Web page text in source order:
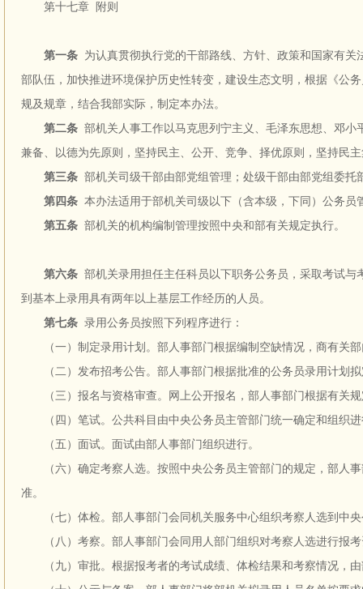
第十七章 附则
第一条 为认真贯彻执行党的干部路线、方针、政策和国家有
部队伍，加快推进环境保护历史性转变，建设生态文明，根据《公
规及规章，结合我部实际，制定本办法。
第二条 部机关人事工作以马克思列宁主义、毛泽东思想、邓
兼备、以德为先原则，坚持民主、公开、竞争、择优原则，坚持民
第三条 部机关司级干部由部党组管理；处级干部由部党组委
第四条 本办法适用于部机关司级以下（含本级，下同）公务员
第五条 部机关的机构编制管理按照中央和部有关规定执行。
第六条 部机关录用担任主任科员以下职务公务员，采取考试
到基本上录用具有两年以上基层工作经历的人员。
第七条 录用公务员按照下列程序进行：
（一）制定录用计划。部人事部门根据编制空缺情况，商有关部
（二）发布招考公告。部人事部门根据批准的公务员录用计划拟
（三）报名与资格审查。网上公开报名，部人事部门根据有关规
（四）笔试。公共科目由中央公务员主管部门统一确定和组织进
（五）面试。面试由部人事部门组织进行。
（六）确定考察人选。按照中央公务员主管部门的规定，部人事
准。
（七）体检。部人事部门会同机关服务中心组织考察人选到中央
（八）考察。部人事部门会同用人部门组织对考察人选进行报考
（九）审批。根据报考者的考试成绩、体检结果和考察情况，由